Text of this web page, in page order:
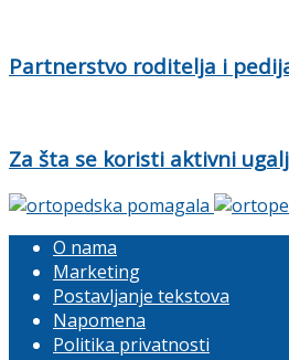
Partnerstvo roditelja i
Za šta se koristi aktivni
O nama
Marketing
Postavljanje tekstova
Napomena
Politika privatnosti